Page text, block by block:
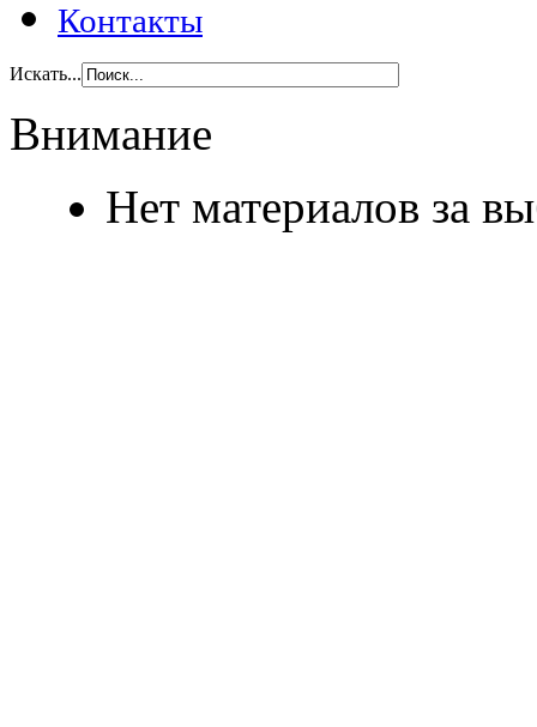
Контакты
Искать...
Внимание
Нет материалов за